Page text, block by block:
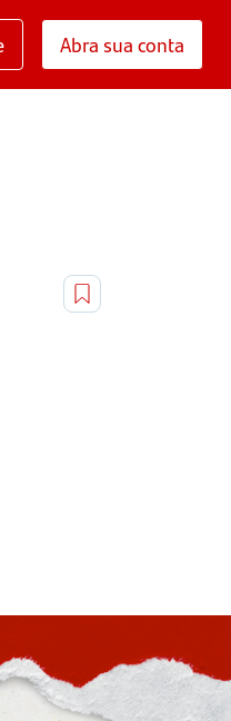
Abra sua conta